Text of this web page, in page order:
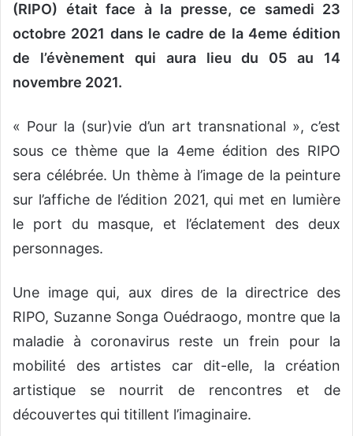
(RIPO) était face à la presse, ce samedi 23
octobre 2021 dans le cadre de la 4eme édition
de l’évènement qui aura lieu du 05 au 14
novembre 2021.
« Pour la (sur)vie d’un art transnational », c’est
sous ce thème que la 4eme édition des RIPO
sera célébrée. Un thème à l’image de la peinture
sur l’affiche de l’édition 2021, qui met en lumière
le port du masque, et l’éclatement des deux
personnages.
Une image qui, aux dires de la directrice des
RIPO, Suzanne Songa Ouédraogo, montre que la
maladie à coronavirus reste un frein pour la
mobilité des artistes car dit-elle, la création
artistique se nourrit de rencontres et de
découvertes qui titillent l’imaginaire.